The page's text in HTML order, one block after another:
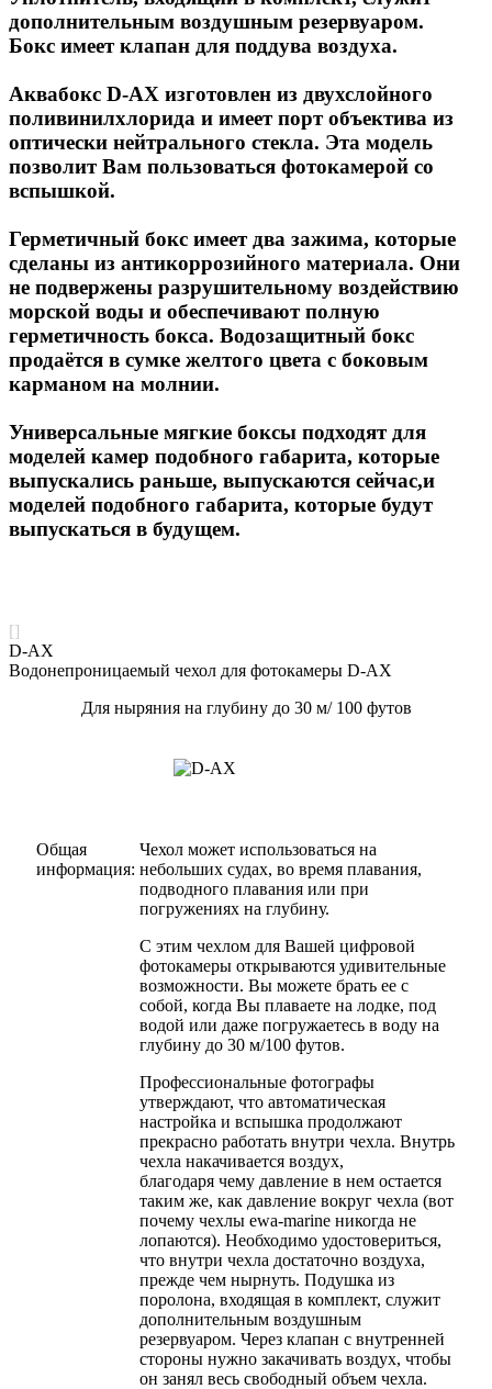
дополнительным воздушным резервуаром.
Бокс имеет клапан для поддува воздуха.
Аквабокс D-AX изготовлен из двухслойного
поливинилхлорида и имеет порт объектива из
оптически нейтрального стекла. Эта модель
позволит Вам пользоваться фотокамерой со
вспышкой.
Герметичный бокс имеет два зажима, которые
сделаны из антикоррозийного материала. Они
не подвержены разрушительному воздействию
морской воды и обеспечивают полную
герметичность бокса. Водозащитный бокс
продаётся в сумке желтого цвета с боковым
карманом на молнии.
Универсальные мягкие боксы подходят для
моделей камер подобного габарита, которые
выпускались раньше, выпускаются сейчас,и
моделей подобного габарита, которые будут
выпускаться в будущем.
[]
D-AX
Водонепроницаемый чехол для фотокамеры D-AX
Для ныряния на глубину до 30 м/ 100 футов
Общая
информация:
Чехол может использоваться на
небольших судах, во время плавания,
подводного плавания или при
погружениях на глубину.
С этим чехлом для Вашей цифровой
фотокамеры открываются удивительные
возможности. Вы можете брать ее с
собой, когда Вы плаваете на лодке, под
водой или даже погружаетесь в воду на
глубину до 30 м/100 футов.
Профессиональные фотографы
утверждают, что автоматическая
настройка и вспышка продолжают
прекрасно работать внутри чехла. Внутрь
чехла накачивается воздух,
благодаря чему давление в нем остается
таким же, как давление вокруг чехла (вот
почему чехлы ewa-marine никогда не
лопаются). Необходимо удостовериться,
что внутри чехла достаточно воздуха,
прежде чем нырнуть. Подушка из
поролона, входящая в комплект, служит
дополнительным воздушным
резервуаром. Через клапан с внутренней
стороны нужно закачивать воздух, чтобы
он занял весь свободный объем чехла.